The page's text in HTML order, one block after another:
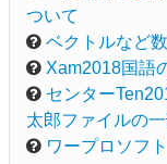
ついて
ベクトルなど
Xam2018国語
センター
太郎ファイルの
ワープロソフ